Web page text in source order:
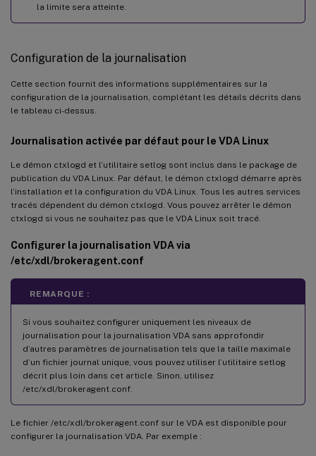
la limite sera atteinte.
Configuration de la journalisation
Cette section fournit des informations supplémentaires sur la
configuration de la journalisation, complétant les détails décrits dans
le tableau ci-dessus.
Journalisation activée par défaut pour le VDA Linux
Le démon ctxlogd et l’utilitaire setlog sont inclus dans le package de
publication du VDA Linux. Par défaut, le démon ctxlogd démarre après
l’installation et la configuration du VDA Linux. Tous les autres services
tracés dépendent du démon ctxlogd. Vous pouvez arrêter le démon
ctxlogd si vous ne souhaitez pas que le VDA Linux soit tracé.
Configurer la journalisation VDA via
/etc/xdl/brokeragent.conf
REMARQUE :
Si vous souhaitez configurer uniquement les niveaux de
journalisation pour la journalisation VDA sans approfondir
d’autres paramètres de journalisation tels que la taille maximale
d’un fichier journal unique, vous pouvez utiliser l’utilitaire setlog
décrit plus loin dans cet article. Sinon, utilisez
/etc/xdl/brokeragent.conf.
Le fichier /etc/xdl/brokeragent.conf sur le VDA est disponible pour
configurer la journalisation VDA. Par exemple :